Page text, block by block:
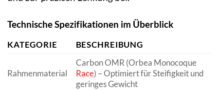
Technische Spezifikationen im Überblick
KATEGORIE BESCHREIBUNG
Rahmenmaterial
Carbon OMR (Orbea Monocoque
Race) – Optimiert für Steifigkeit und
geringes Gewicht